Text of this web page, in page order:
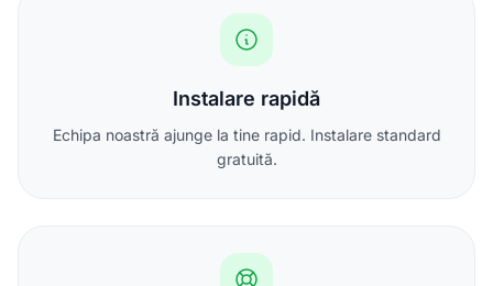
Instalare rapidă
Echipa noastră ajunge la tine rapid. Instalare standard
gratuită.